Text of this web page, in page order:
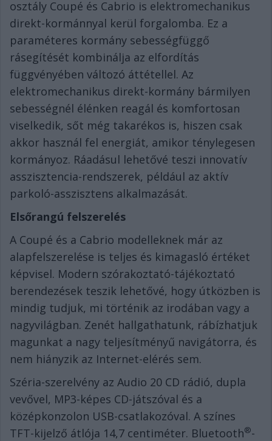
osztály Coupé és Cabrio is elektromechanikus
direkt-kormánnyal kerül forgalomba. Ez a
paraméteres kormány sebességfüggő
rásegítését kombinálja az elfordítás
függvényében változó áttétellel. Az
elektromechanikus direkt-kormány bármilyen
sebességnél élénken reagál és komfortosan
viselkedik, sőt még takarékos is, hiszen csak
akkor használ fel energiát, amikor ténylegesen
kormányoz. Ráadásul lehetővé teszi innovatív
asszisztencia-rendszerek, például az aktív
parkoló-asszisztens alkalmazását.
Elsőrangú felszerelés
A Coupé és a Cabrio modelleknek már az
alapfelszerelése is teljes és kimagasló értéket
képvisel. Modern szórakoztató-tájékoztató
berendezések teszik lehetővé, hogy útközben is
mindig tudjuk, mi történik az irodában vagy a
nagyvilágban. Zenét hallgathatunk, rábízhatjuk
magunkat a nagy teljesítményű navigátorra, és
nem hiányzik az Internet-elérés sem.
Széria-szerelvény az Audio 20 CD rádió, dupla
vevővel, MP3-képes CD-játszóval és a
középkonzolon USB-csatlakozóval. A színes
TFT-kijelző átlója 14,7 centiméter. Bluetooth®-